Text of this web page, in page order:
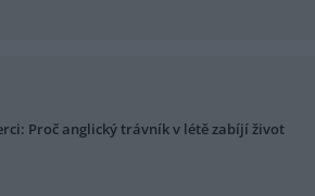
Proč anglický trávník v létě zabíjí život